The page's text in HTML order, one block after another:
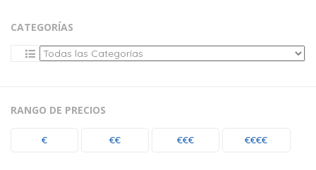
CATEGORÍAS
RANGO DE PRECIOS
€ €€ €€€ €€€€